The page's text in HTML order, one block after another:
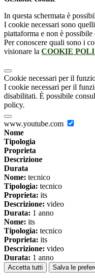
In questa schermata è
I cookie necessari sono
piattaforma e non è
Per conoscere quali sono i
visionare la COOKIE
Cookie necessari per il
I cookie necessari per il
disabilitati. È possibile
policy.
www.youtube.com
Nome
Tipologia
Proprieta
Descrizione
Durata
Nome: tecnico
Tipologia: tecnico
Proprieta: its
Descrizione: video
Durata: 1 anno
Nome: its
Tipologia: tecnico
Proprieta: its
Descrizione: video
Durata: 1 anno
Accetta tutti Salva le